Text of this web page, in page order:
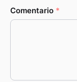
Comentario *